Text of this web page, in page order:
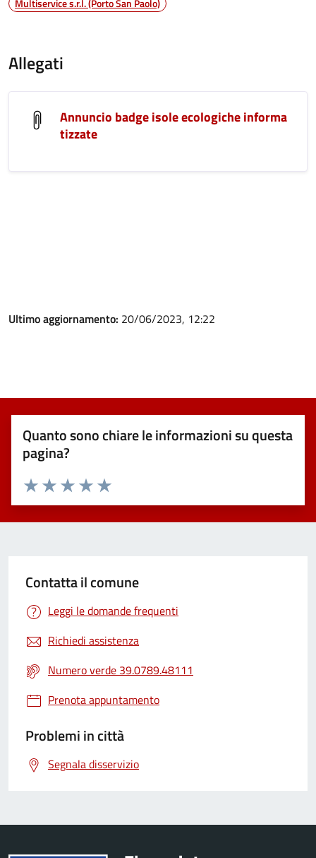
Multiservice s.r.l. (Porto San Paolo)
Allegati
Annuncio badge isole ecologiche informa
tizzate
Ultimo aggiornamento: 20/06/2023, 12:22
Quanto sono chiare le informazioni su questa
pagina?
Valuta 5 stelle su 5
Valuta 4 stelle su 5
Valuta 3 stelle su 5
Valuta 2 stelle su 5
Valuta 1 stelle su 5
Contatta il comune
Leggi le domande frequenti
Richiedi assistenza
Numero verde 39.0789.48111
Prenota appuntamento
Problemi in città
Segnala disservizio